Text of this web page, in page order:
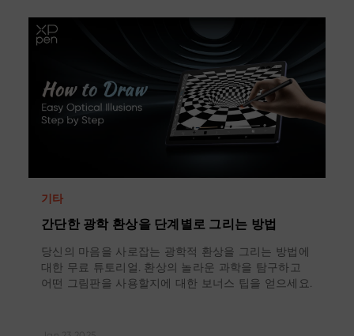
기타
간단한 광학 환상을 단계별로 그리는 방법
당신의 마음을 사로잡는 광학적 환상을 그리는 방법에
대한 무료 튜토리얼. 환상의 놀라운 과학을 탐구하고
어떤 그림판을 사용할지에 대한 보너스 팁을 얻으세요.